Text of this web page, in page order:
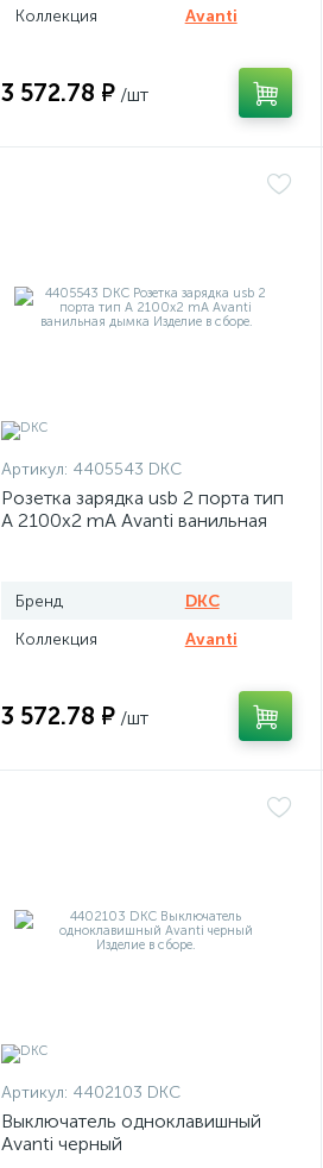
Коллекция
Avanti
3 572.78 ₽ /шт
Артикул: 4405543 DKC
Розетка зарядка usb 2 порта тип
А 2100х2 mA Avanti ванильная
Бренд
DKC
Коллекция
Avanti
3 572.78 ₽ /шт
Артикул: 4402103 DKC
Выключатель одноклавишный
Avanti черный